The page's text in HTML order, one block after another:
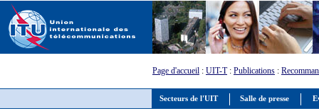
Secteurs de l'UIT Salle de presse
Page d'accueil : UIT-T: Publications :